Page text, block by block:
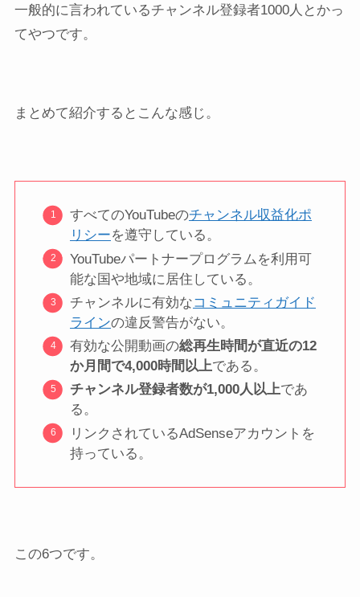
一般的に言われているチャンネル登録者1000人とかっ
てやつです。
まとめて紹介するとこんな感じ。
すべてのYouTubeのチャンネル収益化ポ
リシーを遵守している。
YouTubeパートナープログラムを利用可
能な国や地域に居住している。
チャンネルに有効なコミュニティガイド
ラインの違反警告がない。
有効な公開動画の総再生時間が直近の12
か月間で4,000時間以上である。
チャンネル登録者数が1,000人以上であ
る。
リンクされているAdSenseアカウントを
持っている。
この6つです。